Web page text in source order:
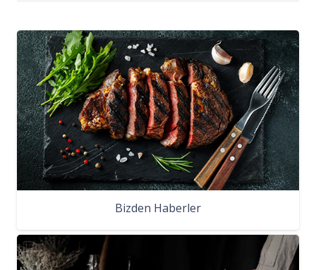
Bizden Haberler